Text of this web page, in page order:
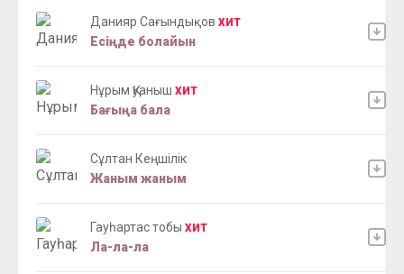
Данияр Сағындықов ХИТ
Есіңде болайын
Нұрым Қуаныш ХИТ
Бағыңа бала
Сұлтан Кеңшілік
Жаным жаным
Гауһартас тобы ХИТ
Ла-ла-ла